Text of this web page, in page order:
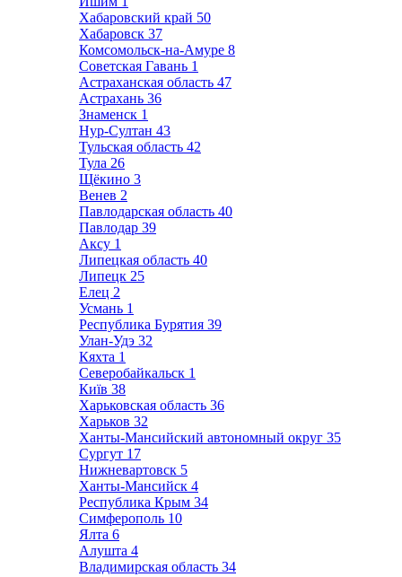
Хабаровский край 50
Хабаровск 37
Комсомольск-на-Амуре 8
Советская Гавань 1
Астраханская область 47
Астрахань 36
Знаменск 1
Нур-Султан 43
Тульская область 42
Тула 26
Щёкино 3
Венев 2
Павлодарская область 40
Павлодар 39
Аксу 1
Липецкая область 40
Липецк 25
Елец 2
Усмань 1
Республика Бурятия 39
Улан-Удэ 32
Кяхта 1
Северобайкальск 1
Київ 38
Харьковская область 36
Харьков 32
Ханты-Мансийский автономный округ 35
Сургут 17
Нижневартовск 5
Ханты-Мансийск 4
Республика Крым 34
Симферополь 10
Ялта 6
Алушта 4
Владимирская область 34